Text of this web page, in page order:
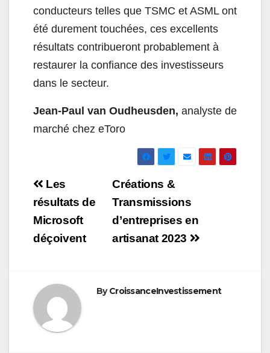
conducteurs telles que TSMC et ASML ont
été durement touchées, ces excellents
résultats contribueront probablement à
restaurer la confiance des investisseurs
dans le secteur.
Jean-Paul van Oudheusden, analyste de
marché chez eToro
Navigation
de
l’article
Créations &
Transmissions
d’entreprises en
artisanat 2023
Les
résultats de
Microsoft
déçoivent
ByCroissanceInvestissement